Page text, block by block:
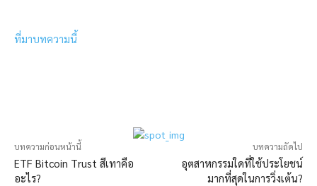
ที่มาบทความนี้
บทความก่อนหน้านี้
ETF Bitcoin Trust สีเทาคือ
อะไร?
บทความถัดไป
อุตสาหกรรมใดที่ใช้ประโยชน์
มากที่สุดในการวิ่งเต้น?